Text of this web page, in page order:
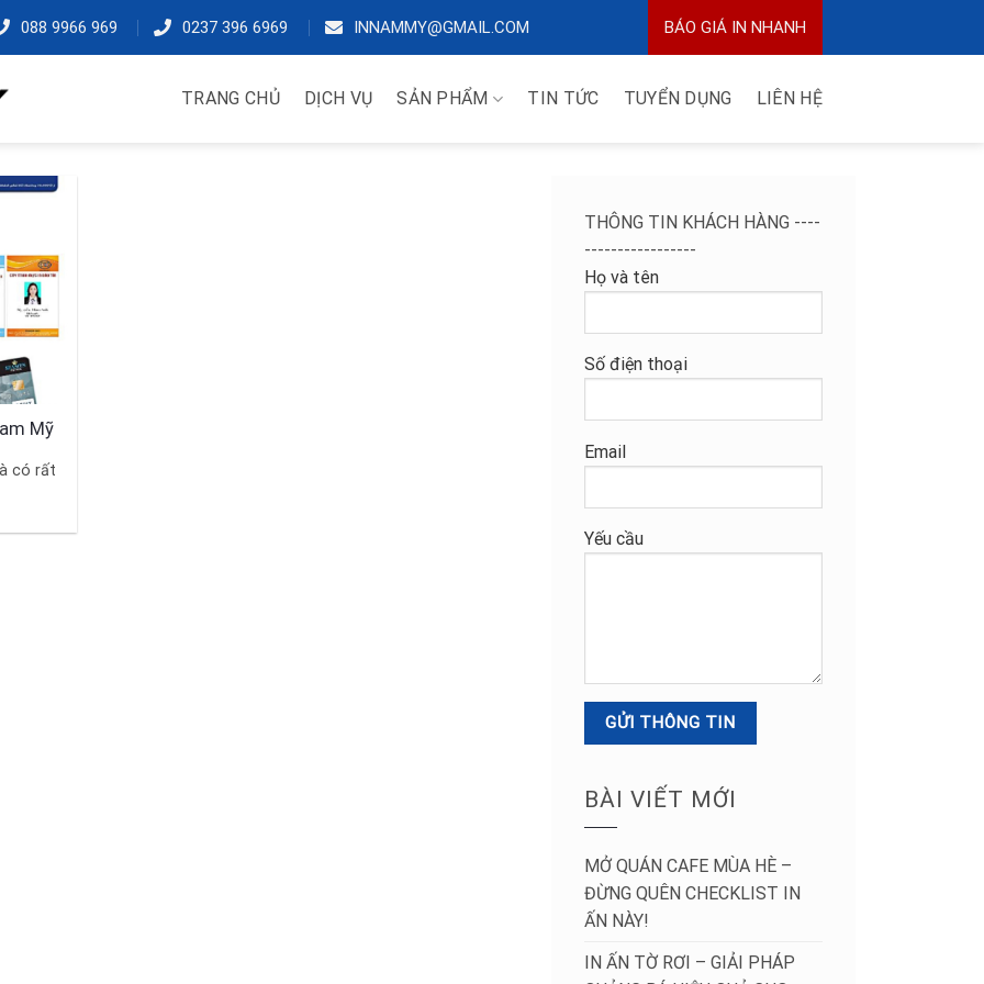
088 9966 969 0237 396 6969 INNAMMY@GMAIL.COM BÁO GIÁ IN NHANH
TRANG CHỦ DỊCH VỤ SẢN PHẨM TIN TỨC TUYỂN DỤNG LIÊN HỆ
Mỹ
có rất
THÔNG TIN KHÁCH HÀNG ----
-----------------
Họ và tên
Số điện thoại
Email
Yếu cầu
BÀI VIẾT MỚI
MỞ QUÁN CAFE MÙA HÈ –
ĐỪNG QUÊN CHECKLIST IN
ẤN NÀY!
IN ẤN TỜ RƠI – GIẢI PHÁP